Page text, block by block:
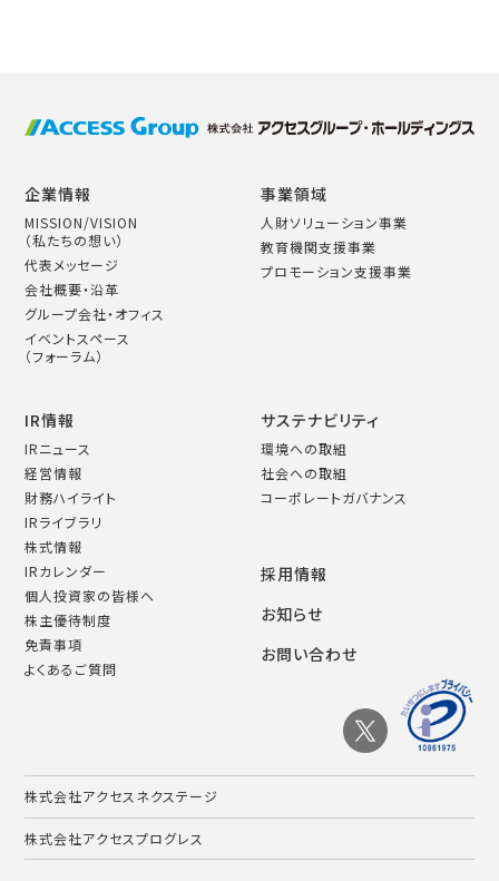
企業情報
MISSION/VISION
（私たちの想い）
代表メッセージ
会社概要・沿革
グループ会社・オフィス
イベントスペース
（フォーラム）
事業領域
人財ソリューション事業
教育機関支援事業
プロモーション支援事業
IR情報
IRニュース
経営情報
財務ハイライト
IRライブラリ
株式情報
IRカレンダー
個人投資家の皆様へ
株主優待制度
免責事項
よくあるご質問
サステナビリティ
環境への取組
社会への取組
コーポレートガバナンス
採用情報
お知らせ
お問い合わせ
株式会社アクセスネクステージ
株式会社アクセスプログレス